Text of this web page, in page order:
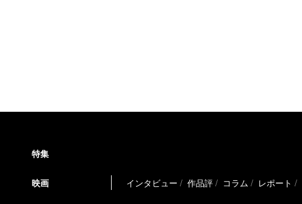
特集
映画 インタビュー 作品評 コラム レポート